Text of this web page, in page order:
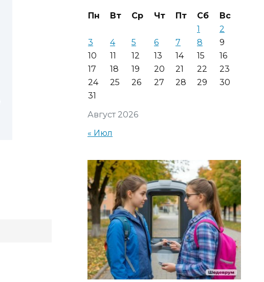
Август 2026
Пн Вт Ср Чт Пт Сб
Вс
1
2
3
4 5 6 7 8
9
10
11 12 13 14 15
16
17
18 19 20 21 22
23
24
25 26 27 28 29
30
31
« Июл